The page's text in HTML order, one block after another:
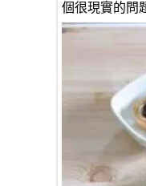
個很現實的問